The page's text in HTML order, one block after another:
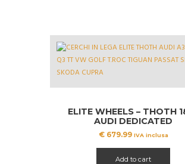
ELITE WHEELS – THOTH
AUDI DEDICATED
€679.99 IVA inclusa
Add to cart